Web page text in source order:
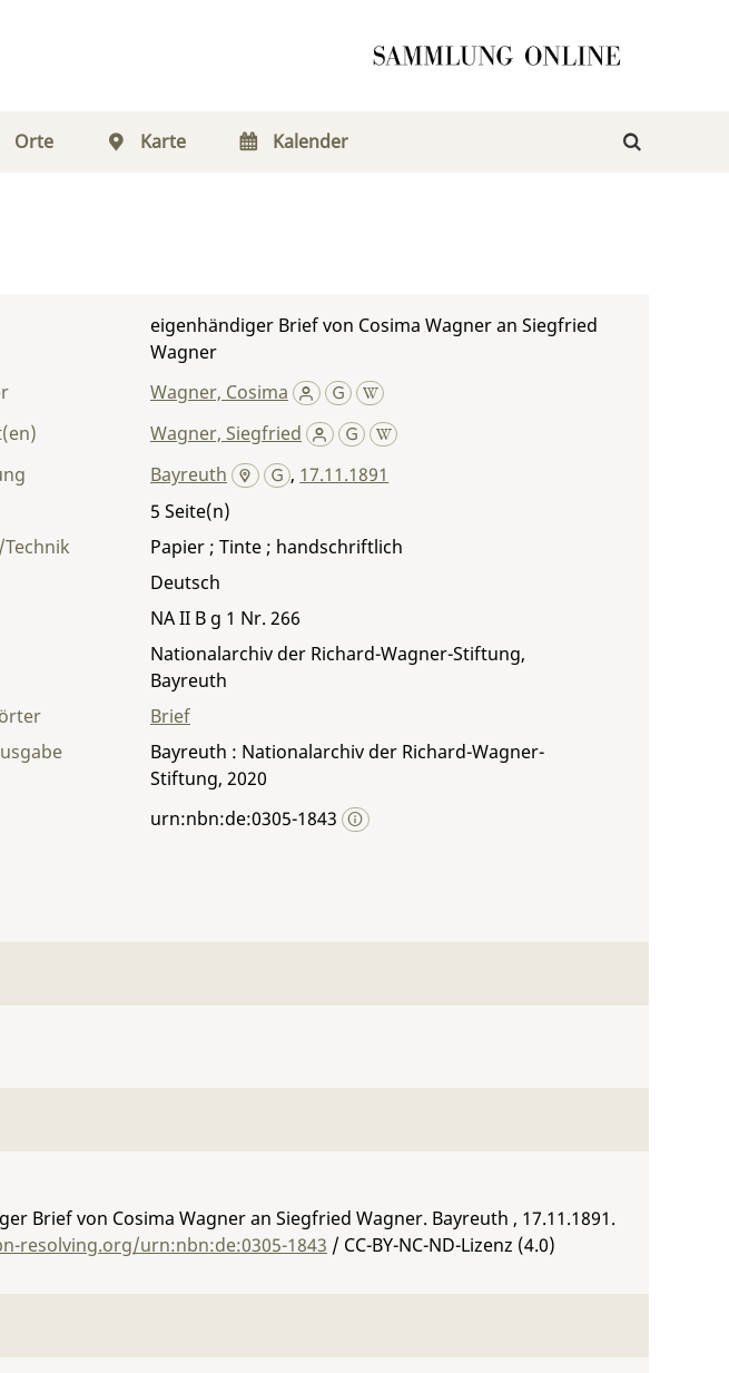
Orte Karte Kalender
eigenhändiger Brief von Cosima Wagner an Siegfried
Wagner
Wagner, Cosima
Wagner, Siegfried
Bayreuth , 17.11.1891
5
Papier ; Tinte ; handschriftlich
Deutsch
NA II B g 1 Nr. 266
Nationalarchiv der Richard-Wagner-Stiftung,
Bayreuth
Brief
Bayreuth : Nationalarchiv der Richard-Wagner-
Stiftung, 2020
urn:nbn:de:0305-1843
Brief von Cosima Wagner an Siegfried Wagner. Bayreuth , 17.11.1891.
resolving.org/urn:nbn:de:0305-1843 / CC-BY-NC-ND-Lizenz (4.0)